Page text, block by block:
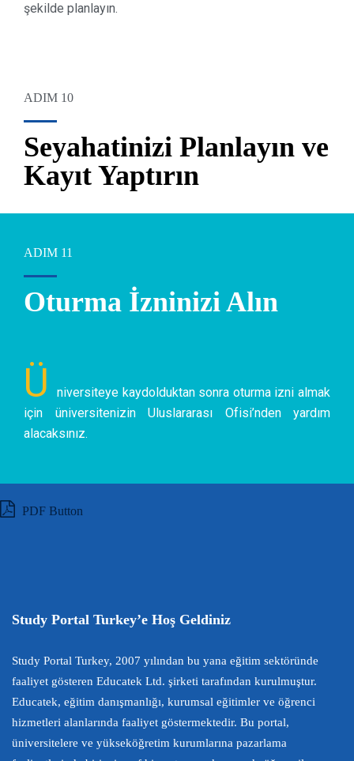
şekilde planlayın.
Seyahatinizi Planlayın ve
Kayıt Yaptırın
ADIM 10
Oturma İzninizi Alın
ADIM 11
Ü
niversiteye kaydolduktan sonra oturma izni almak
için üniversitenizin Uluslararası Ofisi’nden yardım
alacaksınız.
PDF Button
Study Portal Turkey’e Hoş Geldiniz
Study Portal Turkey, 2007 yılından bu yana eğitim sektöründe
faaliyet gösteren Educatek Ltd. şirketi tarafından kurulmuştur.
Educatek, eğitim danışmanlığı, kurumsal eğitimler ve öğrenci
hizmetleri alanlarında faaliyet göstermektedir. Bu portal,
üniversitelere ve yükseköğretim kurumlarına pazarlama